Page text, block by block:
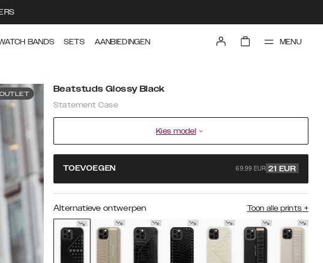
BANDS SETS AANBIEDINGEN MENU
OUTLET Beatstuds Glossy Black
Statement Case
Kies model
TOEVOEGEN 69.99 EUR 21 EUR
Alternatieve ontwerpen Toon alle prints +